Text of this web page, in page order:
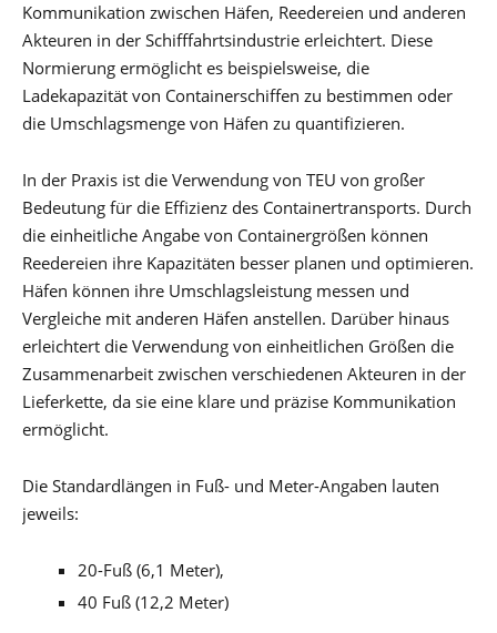
Kommunikation zwischen Häfen, Reedereien und anderen
Akteuren in der Schifffahrtsindustrie erleichtert. Diese
Normierung ermöglicht es beispielsweise, die
Ladekapazität von Containerschiffen zu bestimmen oder
die Umschlagsmenge von Häfen zu quantifizieren.
In der Praxis ist die Verwendung von TEU von großer
Bedeutung für die Effizienz des Containertransports. Durch
die einheitliche Angabe von Containergrößen können
Reedereien ihre Kapazitäten besser planen und optimieren.
Häfen können ihre Umschlagsleistung messen und
Vergleiche mit anderen Häfen anstellen. Darüber hinaus
erleichtert die Verwendung von einheitlichen Größen die
Zusammenarbeit zwischen verschiedenen Akteuren in der
Lieferkette, da sie eine klare und präzise Kommunikation
ermöglicht.
Die Standardlängen in Fuß- und Meter-Angaben lauten
jeweils:
20-Fuß (6,1 Meter),
40 Fuß (12,2 Meter)